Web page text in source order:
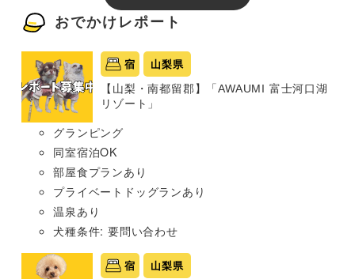
おでかけレポート
宿 山梨県
【山梨・南都留郡】「AWAUMI 富士河口湖
リゾート」
グランピング
同室宿泊OK
部屋食プランあり
プライベートドッグランあり
温泉あり
犬種条件: 要問い合わせ
宿 山梨県